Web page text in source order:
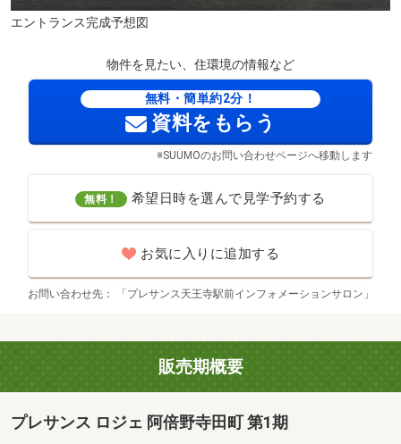
食品館アプロ 源ヶ橋店(徒歩2分・約160m)
エントランス完成予想図
物件を見たい、住環境の情報など
無料・簡単約2分！
資料をもらう
※SUUMOのお問い合わせページへ移動します
無料！ 希望日時を選んで見学予約する
お気に入りに追加する
お問い合わせ先 「プレサンス天王寺駅前インフォメーションサロン」
販売期概要
プレサンス ロジェ 阿倍野寺田町 第1期